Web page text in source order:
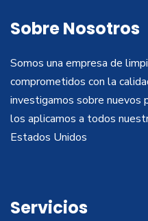
Sobre Nosotros
Somos una empresa de
comprometidos con la
investigamos sobre nuevos
los aplicamos a todos
Estados Unidos
Servicios